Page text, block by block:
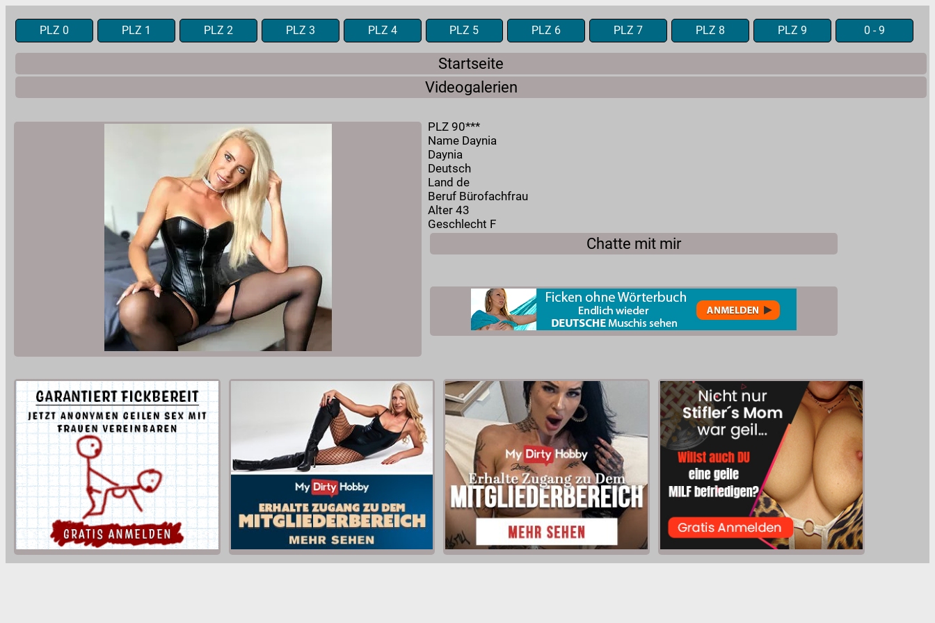
PLZ 0 PLZ 1 PLZ 2 PLZ 3 PLZ 4 PLZ 5 PLZ 6 PLZ 7 PLZ 8 PLZ 9 0 - 9
Startseite
Videogalerien
PLZ 90***
Name Daynia
Daynia
Deutsch
Land de
Beruf Bürofachfrau
Alter 43
Geschlecht F
Chatte mit mir